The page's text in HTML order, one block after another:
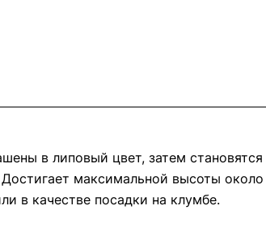
в липовый цвет, затем
максимальной высоты
в качестве посадки на клумбе.